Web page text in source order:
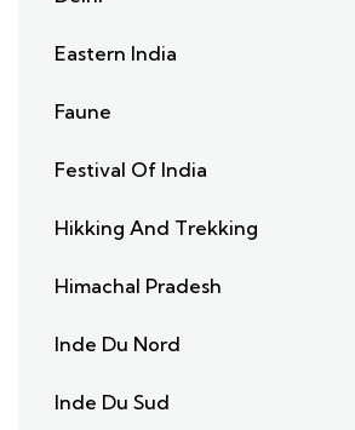
Eastern India
Faune
Festival Of India
Hikking And Trekking
Himachal Pradesh
Inde Du Nord
Inde Du Sud